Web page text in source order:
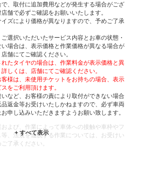
、取付に追加費用などが発生する場合がござ
舗で必ずご確認をお願いいたします。
ズにより価格が異なりますので、予めご了承
選択いただいたサービス内容とお車の状態・
場合は、表示価格と作業価格が異なる場合が
舗にてご確認ください。
たタイヤの場合は、作業料金が表示価格と異
しくは、店舗にてご確認ください。
様は、未使用チケットをお持ちの場合、表示
をご利用頂けます。
など、お客様の責により取付ができない場合
返金等お受けいたしかねますので、必ず車両
申し込みいただきますようお願い致します。
よび、作業によって車体への接触や車枠やフ
等、法規を逸脱する作業については、お受けい
了承ください。